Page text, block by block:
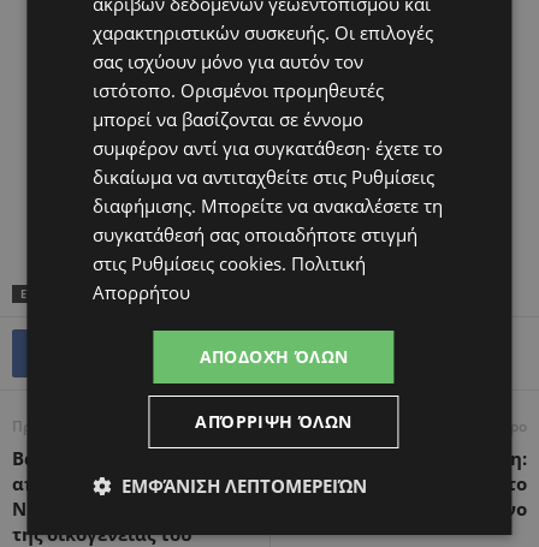
ΕΤΙΚΕΤΕΣ TOP ΥΓΕΊΑ
Προηγούμενο άρθρο
Βαθύτατη θλίψη: Έφυγε
από την ζωή ο 11χρονος
Νικόλας – Η παράκληση
της οικογένειας του
Επόμενο άρθρο
Εγκυμοσύνη:
Αντιμετωπίζοντας το
δύσκολο πρώτο τρίμηνο
χαρακτηριστικών συσκευής. Οι επιλογές
σας ισχύουν μόνο για αυτόν τον
ιστότοπο. Ορισμένοι προμηθευτές
μπορεί να βασίζονται σε έννομο
συμφέρον αντί για συγκατάθεση· έχετε το
δικαίωμα να αντιταχθείτε στις Ρυθμίσεις
διαφήμισης. Μπορείτε να ανακαλέσετε τη
συγκατάθεσή σας οποιαδήποτε στιγμή
στις Ρυθμίσεις cookies. Πολιτική
Απορρήτου
ΑΠΟΔΟΧΉ ΌΛΩΝ
ΑΠΌΡΡΙΨΗ ΌΛΩΝ
ΕΜΦΆΝΙΣΗ ΛΕΠΤΟΜΕΡΕΙΏΝ